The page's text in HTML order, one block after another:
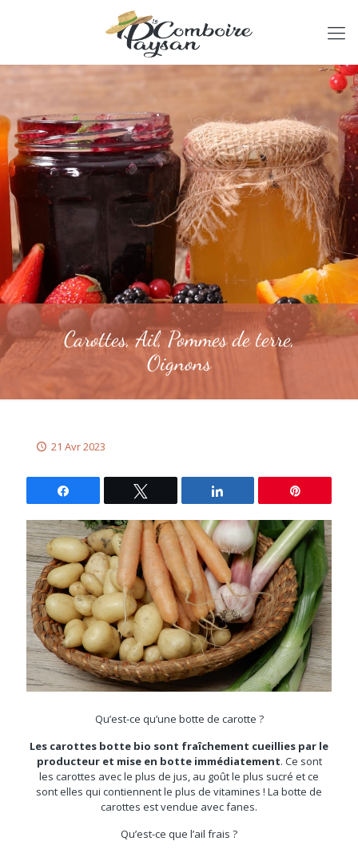
Carottes, Ail, Pommes de terre,
Oignons
21 Avr 2023
Qu’est-ce qu’une botte de carotte ?
Les carottes botte bio sont fraîchement cueillies par le
producteur et mise en botte immédiatement. Ce sont
les carottes avec le plus de jus, au goût le plus sucré et ce
sont elles qui contiennent le plus de vitamines ! La botte de
carottes est vendue avec fanes.
Qu’est-ce que l’ail frais ?